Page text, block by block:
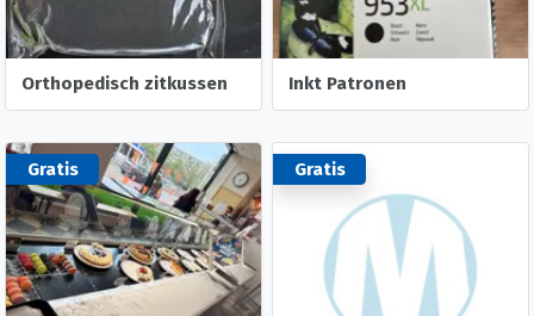
Orthopedisch zitkussen Inkt Patronen
Gratis Gratis